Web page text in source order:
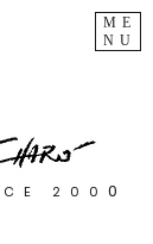
ME
NU
200 0